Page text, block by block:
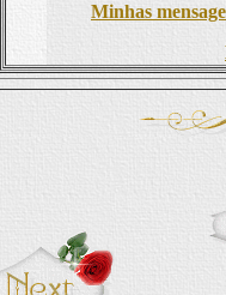
Minhas